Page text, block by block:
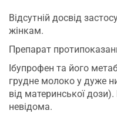
Відсутній досвід
жінкам.
Препарат
Ібупрофен та його
грудне молоко у дуже
від материнської
невідома.